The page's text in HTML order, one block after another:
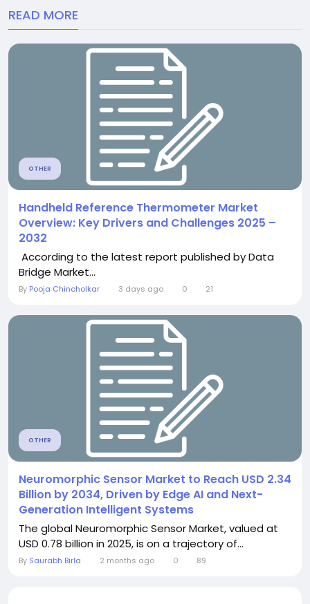
READ MORE
OTHER
Handheld Reference Thermometer Market
Overview: Key Drivers and Challenges 2025 –
2032
According to the latest report published by Data
Bridge Market...
By Pooja Chincholkar 3 days ago 0 21
OTHER
Neuromorphic Sensor Market to Reach USD 2.34
Billion by 2034, Driven by Edge AI and Next-
Generation Intelligent Systems
The global Neuromorphic Sensor Market, valued at
USD 0.78 billion in 2025, is on a trajectory of...
By Saurabh Birla 2 months ago 0 89